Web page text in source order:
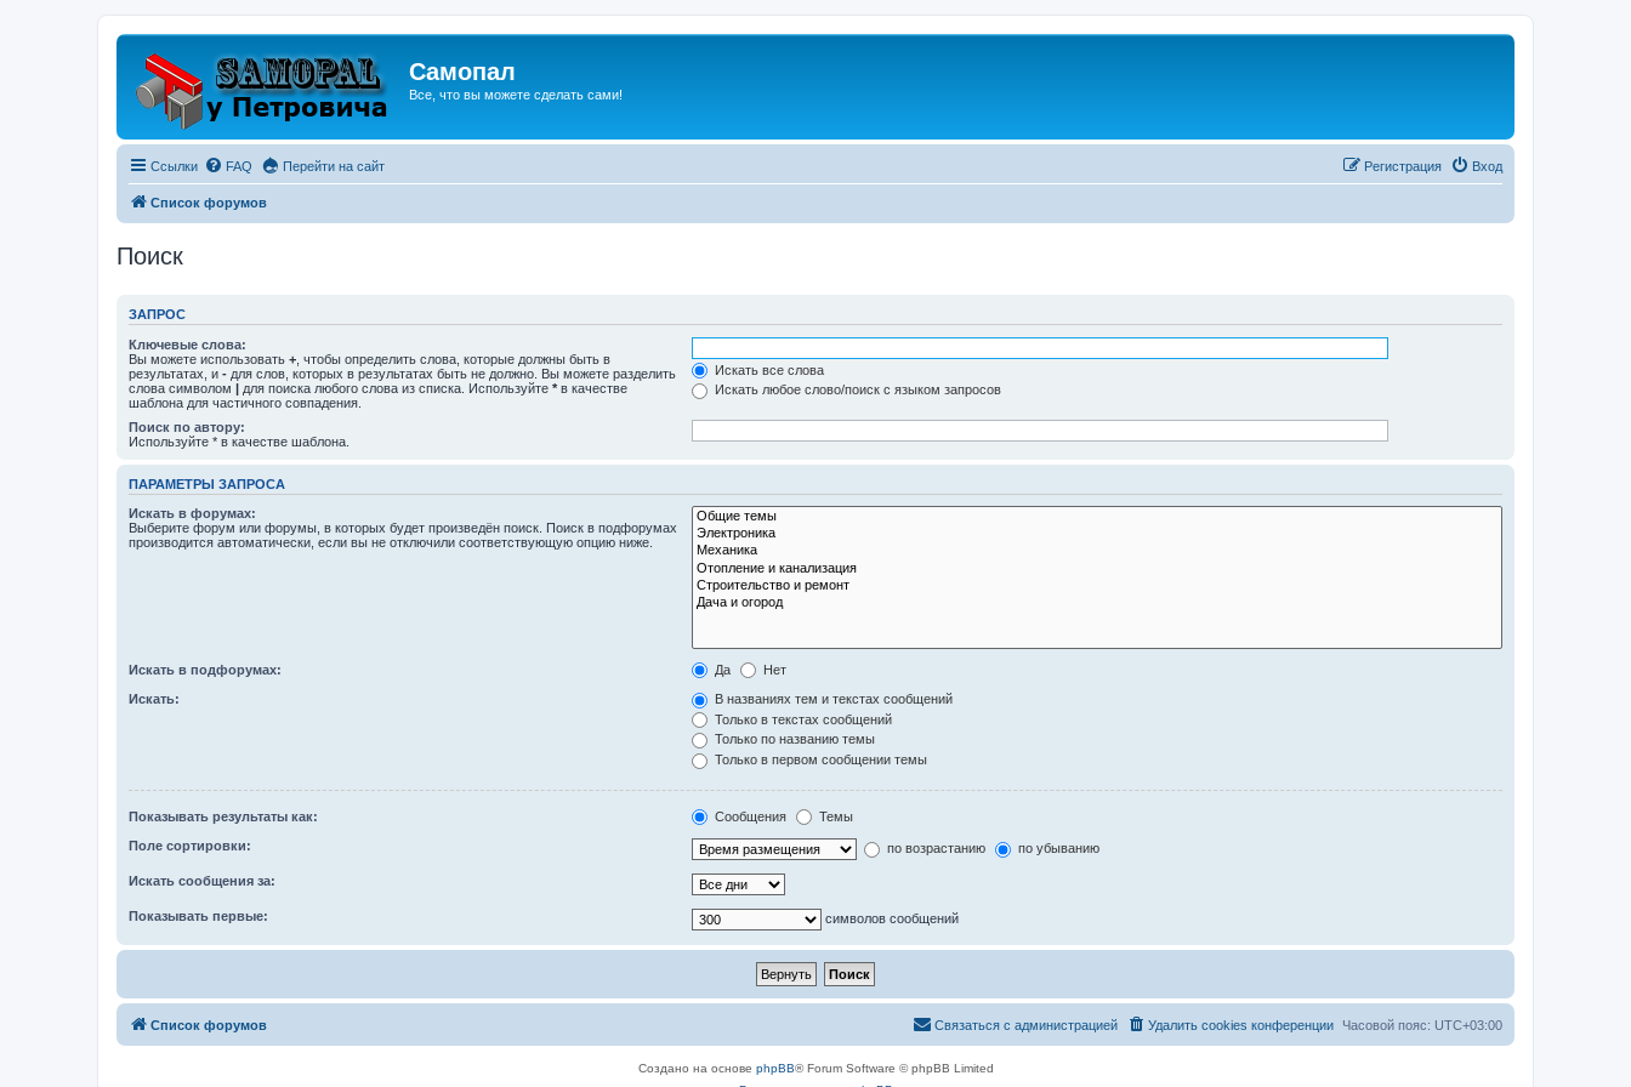
Самопал
Все, что вы можете сделать сами!
Ссылки FAQ Перейти на сайт Вход
Регистрация
Список форумов
Поиск
ЗАПРОС
Ключевые слова:
Вы можете использовать + , чтобы определить слова, которые должны быть в
результатах, и - для слов, которых в результатах быть не должно. Вы можете разделить
слова символом | для поиска любого слова из списка. Используйте * в качестве
шаблона для частичного совпадения.
Искать все слова
Искать любое слово/поиск с языком запросов
Поиск по автору:
Используйте * в качестве шаблона.
ПАРАМЕТРЫ ЗАПРОСА
Искать в форумах:
Выберите форум или форумы, в которых будет произведён поиск. Поиск в подфорумах
производится автоматически, если вы не отключили соответствующую опцию ниже.
Искать в подфорумах: Да Нет
Искать:
В названиях тем и текстах сообщений
Только в текстах сообщений
Только по названию темы
Только в первом сообщении темы
Показывать результаты как: Сообщения Темы
Поле сортировки: по возрастанию по убыванию
Искать сообщения за:
Показывать первые: символов сообщений
Список форумов Часовой пояс: UTC+03:00
Удалить cookies конференции
Связаться с администрацией
Создано на основе phpBB® Forum Software © phpBB Limited